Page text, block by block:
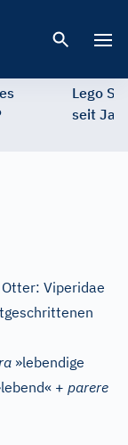
Lego
seit
Viperidae
»lebendige
+ parere